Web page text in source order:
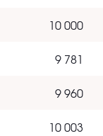
10 000
9 781
9 960
10 003